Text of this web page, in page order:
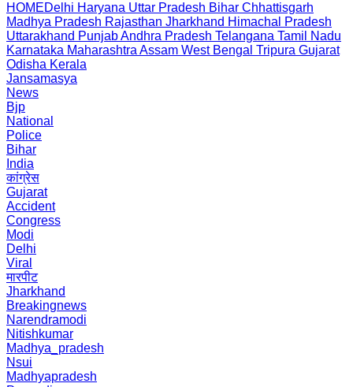
HOMEDelhi Haryana Uttar Pradesh Bihar Chhattisgarh
Madhya Pradesh Rajasthan Jharkhand Himachal Pradesh
Uttarakhand PunjabAndhra Pradesh Telangana Tamil Nadu
Karnataka Maharashtra Assam West Bengal Tripura Gujarat
Odisha Kerala
Jansamasya
News
Bjp
National
Police
Bihar
India
कांग्रेस
Gujarat
Accident
Congress
Modi
Delhi
Viral
मारपीट
Jharkhand
Breakingnews
Narendramodi
Nitishkumar
Madhya_pradesh
Nsui
Madhyapradesh